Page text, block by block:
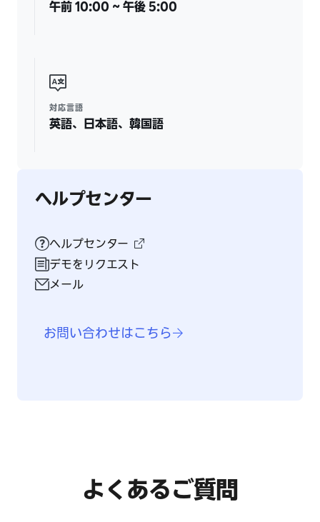
午前 10:00 ~ 午後 5:00
対応言語
英語、日本語、韓国語
ヘルプセンター
ヘルプセンター
デモをリクエスト
メール
お問い合わせはこちら
よくあるご質問